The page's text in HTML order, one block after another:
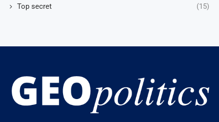
Top secret (15)